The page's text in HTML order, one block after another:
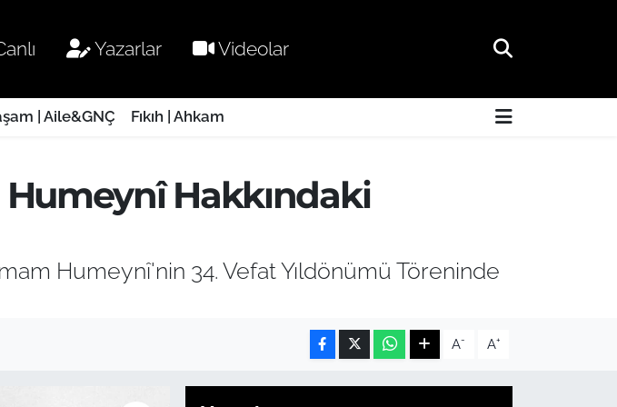
Yazarlar Videolar
| Aile&GNÇ Fıkıh | Ahkam
Hakkındaki
Humeynî'nin 34. Vefat Yıldönümü Töreninde
A- A+